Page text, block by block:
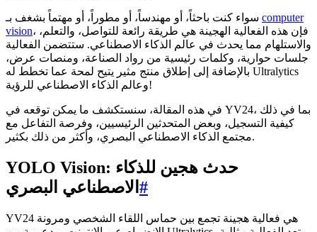
computer
vision، فإن هذه الفعالية الهجينة هي طريقة رائعة للتواصل، والتعلم،
والاستلهام مما يحدث في عالم الذكاء الاصطناعي. ستتضمن الفعالية
جلسات حوارية، وكلمات رئيسية من رواد الصناعة، ومنصات عرض،
بالإضافة إلى إطلاق منتج مثير يتيح لمحة عما تخطط له Ultralytics
وعالم الذكاء الاصطناعي للرؤية!
في هذه المقالة، سنستكشف ما يمكن توقعه في YV24، بما في ذلك
كيفية التسجيل، وبعض المتحدثين الرئيسيين، وفرصة التفاعل مع
مجتمع الذكاء الاصطناعي البصري، وأكثر من ذلك بكثير.
YOLO Vision: حدث هجين للذكاء
الاصطناعي البصري #
YV24 هي فعالية هجينة تجمع بين حماس اللقاء الشخصي ومرونة